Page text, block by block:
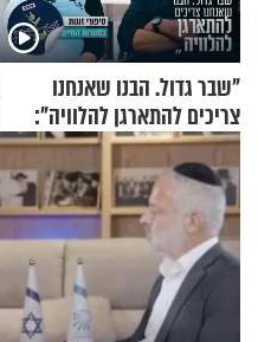
"שבר גדול. הבנו שאנחנו
צריכים להתארגן להלוויה":
זוגיות במבחן, הפעם עם מרים
וגד דנינו